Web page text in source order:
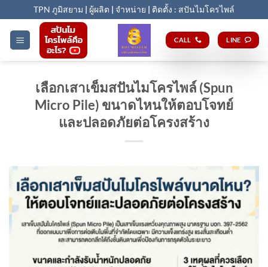
to
content
TPN ภูมิสยาม | ผู้ผลิต | จำหน่าย | ติดตั้ง : สปันไมโครไพล์
CALL LINE
เลือกเสาเข็มสปันไมโครไพล์ (Spun
Micro Pile) ขนาดไหนให้ตอบโจทย์
และปลอดภัยต่อโครงสร้าง